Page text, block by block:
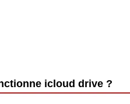
icloud drive ?